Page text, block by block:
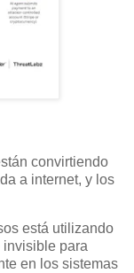
convirtiendo
a internet, y los
está utilizando
invisible para
en los sistemas